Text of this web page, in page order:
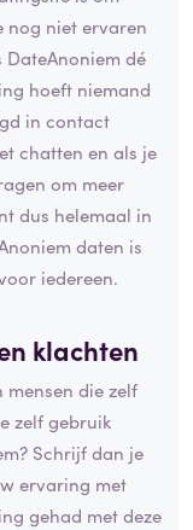
nog niet ervaren
dé
hoeft niemand
in contact
chatten en als je
om meer
dus helemaal in
daten is
iedereen.
klachten
mensen die zelf
zelf gebruik
Schrijf dan je
ervaring met
gehad met deze